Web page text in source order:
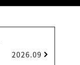
2026.09